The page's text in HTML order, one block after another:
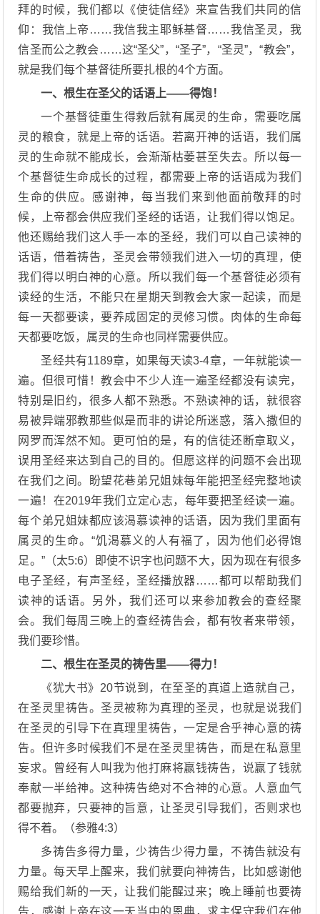
拜的时候，我们都以《使徒信经》来宣告我们共同的信
仰：我信上帝……我信我主耶稣基督……我信圣灵，我
信圣而公之教会……这“圣父”，“圣子”，“圣灵”，“教会”，
就是我们每个基督徒所要扎根的4个方面。
一、根生在圣父的话语上——得饱！
一个基督徒重生得救后就有属灵的生命，需要吃属
灵的粮食，就是上帝的话语。若离开神的话语，我们属
灵的生命就不能成长，会渐渐枯萎甚至失去。所以每一
个基督徒生命成长的过程，都需要上帝的话语成为我们
生命的供应。感谢神，每当我们来到他面前敬拜的时
候，上帝都会供应我们圣经的话语，让我们得以饱足。
他还赐给我们这人手一本的圣经，我们可以自己读神的
话语，借着祷告，圣灵会带领我们进入一切的真理，使
我们得以明白神的心意。所以我们每一个基督徒必须有
读经的生活，不能只在星期天到教会大家一起读，而是
每一天都要读，要养成固定的灵修习惯。肉体的生命每
天都要吃饭，属灵的生命也同样需要供应。
圣经共有1189章，如果每天读3-4章，一年就能读一
遍。但很可惜！教会中不少人连一遍圣经都没有读完，
特别是旧约，很多人都不熟悉。不熟读神的话，就很容
易被异端邪教那些似是而非的讲论所迷惑，落入撒但的
网罗而浑然不知。更可怕的是，有的信徒还断章取义，
误用圣经来达到自己的目的。但愿这样的问题不会出现
在我们之间。盼望花巷弟兄姐妹每年能把圣经完整地读
一遍！在2019年我们立定心志，每年要把圣经读一遍。
每个弟兄姐妹都应该渴慕读神的话语，因为我们里面有
属灵的生命。“饥渴慕义的人有福了，因为他们必得饱
足。”（太5:6）即使不识字也问题不大，因为现在有很多
电子圣经，有声圣经，圣经播放器……都可以帮助我们
读神的话语。另外，我们还可以来参加教会的查经聚
会。我们每周三晚上的查经祷告会，都有牧者来带领，
我们要珍惜。
二、根生在圣灵的祷告里——得力！
《犹大书》20节说到，在至圣的真道上造就自己，
在圣灵里祷告。圣灵被称为真理的圣灵，也就是说我们
在圣灵的引导下在真理里祷告，一定是合乎神心意的祷
告。但许多时候我们不是在圣灵里祷告，而是在私意里
妄求。曾经有人叫我为他打麻将赢钱祷告，说赢了钱就
奉献一半给神。这种祷告绝对不合神的心意。人意血气
都要抛弃，只要神的旨意，让圣灵引导我们，否则求也
得不着。（参雅4:3）
多祷告多得力量，少祷告少得力量，不祷告就没有
力量。每天早上醒来，我们就要向神祷告，比如感谢他
赐给我们新的一天，让我们能醒过来；晚上睡前也要祷
告，感谢上帝在这一天当中的恩典，求主保守我们在他